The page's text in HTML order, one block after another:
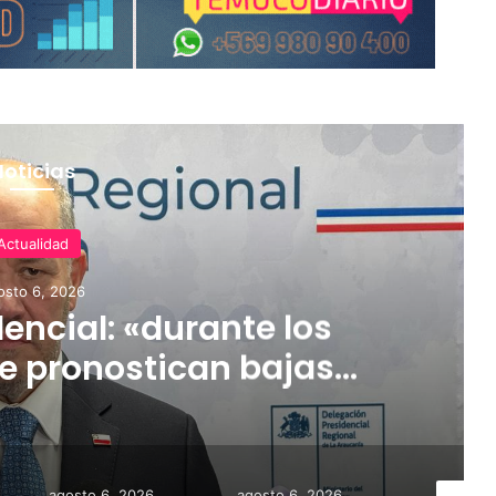
6, 2026
«durante los
pronostican bajas
incluso nevadas en
de la Región»